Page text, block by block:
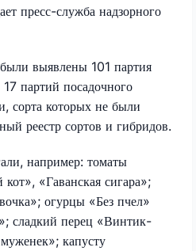
пресс-служба надзорного
выявлены 101 партия
партий посадочного
сорта которых не были
реестр сортов и гибридов.
например: томаты
«Гаванская сигара»;
огурцы «Без пчел»
сладкий перец «Винтик-
капусту